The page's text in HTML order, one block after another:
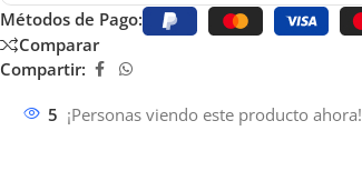
Métodos de Pago:
Comparar
Compartir:
5 ¡Personas viendo este producto ahora!